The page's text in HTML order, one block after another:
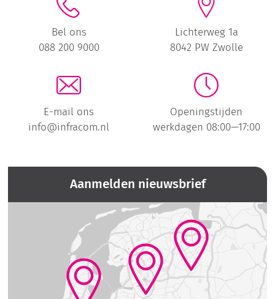
Bel ons
088 200 9000
Lichterweg 1a
8042 PW Zwolle
E-mail ons
info@infracom.nl
Openingstijden
werkdagen 08:00—17:00
Aanmelden nieuwsbrief